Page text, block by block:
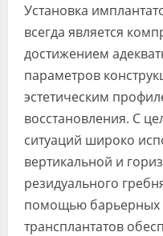
Установка
всегда является
достижением
параметров
эстетическим
восстановления. С
ситуаций широко
вертикальной и
резидуального
помощью барьерных
трансплантатов